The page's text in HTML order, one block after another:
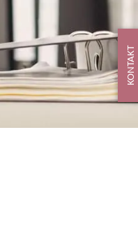
KONTAKT